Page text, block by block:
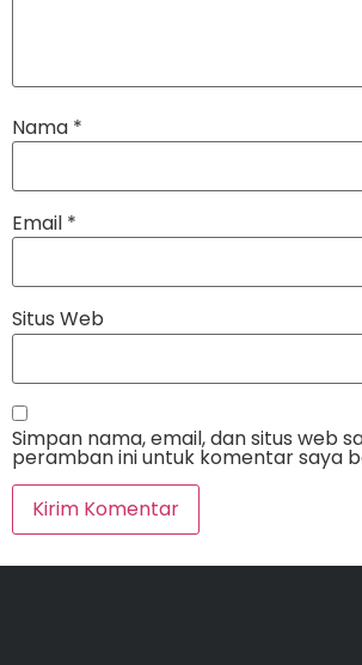
Nama *
Email *
Situs Web
Simpan nama, email, dan situs web
peramban ini untuk komentar saya